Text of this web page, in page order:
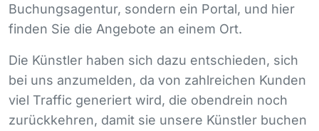
Buchungsagentur, sondern ein Portal, und hier
finden Sie die Angebote an einem Ort.
Die Künstler haben sich dazu entschieden, sich
bei uns anzumelden, da von zahlreichen Kunden
viel Traffic generiert wird, die obendrein noch
zurückkehren, damit sie unsere Künstler buchen